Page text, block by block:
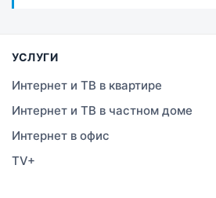
Темиртау
Тараз
УСЛУГИ
Интернет и ТВ в квартире
Интернет и ТВ в частном доме
Интернет в офис
TV+